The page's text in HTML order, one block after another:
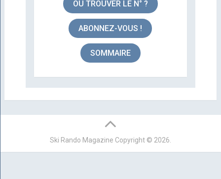
OU TROUVER LE N° ?
ABONNEZ-VOUS !
SOMMAIRE
Ski Rando Magazine Copyright © 2026.